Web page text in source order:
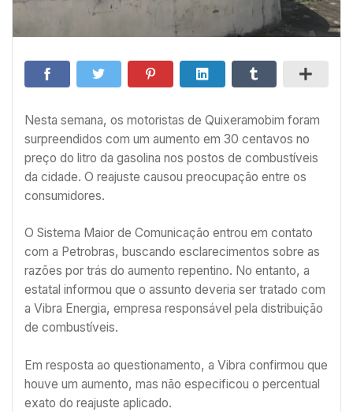
Nesta semana, os motoristas de Quixeramobim foram
surpreendidos com um aumento em 30 centavos no
preço do litro da gasolina nos postos de combustíveis
da cidade. O reajuste causou preocupação entre os
consumidores.
O Sistema Maior de Comunicação entrou em contato
com a Petrobras, buscando esclarecimentos sobre as
razões por trás do aumento repentino. No entanto, a
estatal informou que o assunto deveria ser tratado com
a Vibra Energia, empresa responsável pela distribuição
de combustíveis.
Em resposta ao questionamento, a Vibra confirmou que
houve um aumento, mas não especificou o percentual
exato do reajuste aplicado.